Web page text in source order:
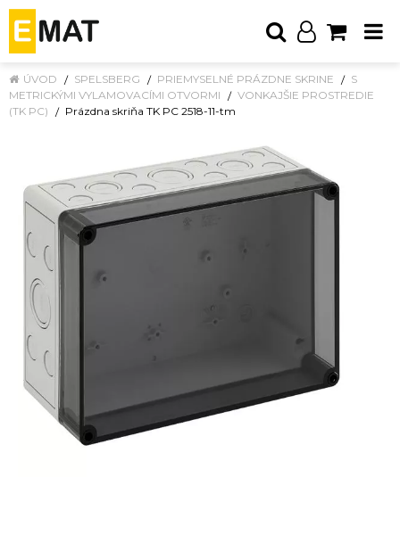
ÚVOD SPELSBERG PRIEMYSELNÉ PRÁZDNE SKRINE
S
METRICKÝMI VYLAMOVACÍMI OTVORMI
VONKAJŠIE PROSTREDIE
(TK PC)
Prázdna skriňa TK PC 2518-11-tm